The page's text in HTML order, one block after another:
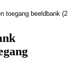
toegang beeldbank